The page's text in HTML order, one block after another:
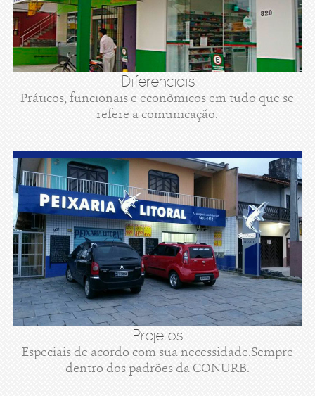
Diferenciais
Práticos, funcionais e econômicos em tudo que se
refere a comunicação.
Projetos
Especiais de acordo com sua necessidade.Sempre
dentro dos padrões da CONURB.